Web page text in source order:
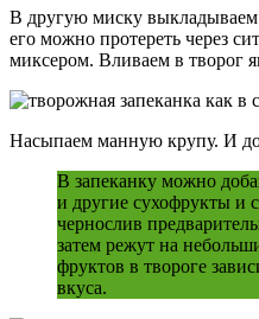
В другую миску
его можно протереть через
миксером. Вливаем в творог
Насыпаем манную крупу. И
В запеканку можно
и другие сухофрукты и
чернослив
затем режут на
фруктов в твороге
вкуса.